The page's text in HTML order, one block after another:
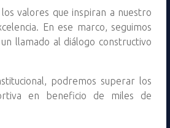
valores que inspiran a nuestro
En ese marco, seguimos
llamado al diálogo constructivo
podremos superar los
en beneficio de miles de